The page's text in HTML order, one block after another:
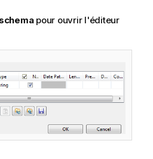
pour ouvrir l'éditeur